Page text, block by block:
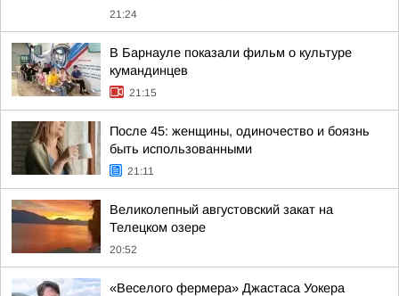
21:24
В Барнауле показали фильм о культуре
кумандинцев
21:15
После 45: женщины, одиночество и боязнь
быть использованными
21:11
Великолепный августовский закат на
Телецком озере
20:52
«Веселого фермера» Джастаса Уокера